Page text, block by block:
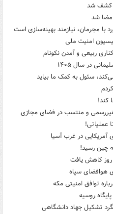
کشف شد
امضا شد
با مجرمان، نیازمند بهینه‌سازی است
امنیت ملی
ربیعی و آمدن نکونام
در سال ۱۴۰۵
سئول به کمک ما بیاید
‌کند!
غیررسمی و منتسب در فضای مجازی
عملیاتی!
آمریکایی در غرب آسیا
چین رسید!
هوافضای سپاه
توافق امنیتی مکه
روسیه
تشکیل جهاد دانشگاهی